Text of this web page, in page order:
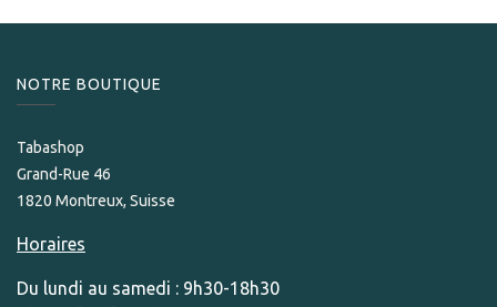
NOTRE BOUTIQUE
Tabashop
Grand-Rue 46
1820 Montreux, Suisse
Horaires
Du lundi au samedi : 9h30-18h30